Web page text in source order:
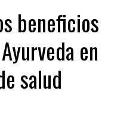
beneficios
en
salud